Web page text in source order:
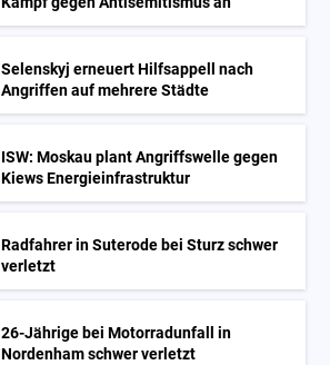
Selenskyj erneuert Hilfsappell nach
Angriffen auf mehrere Städte
ISW: Moskau plant Angriffswelle gegen
Kiews Energieinfrastruktur
Radfahrer in Suterode bei Sturz schwer
verletzt
26-Jährige bei Motorradunfall in
Nordenham schwer verletzt